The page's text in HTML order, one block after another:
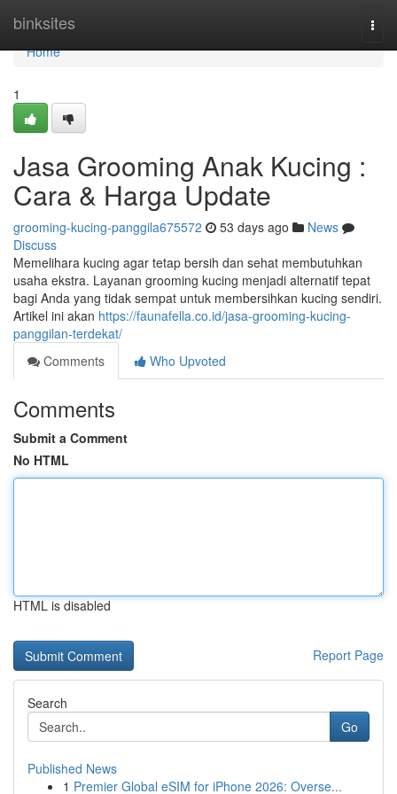
binksites
Home
Home
1
Jasa Grooming Anak Kucing :
Cara & Harga Update
grooming-kucing-panggila675572 53 days ago
News
Discuss
Memelihara kucing agar tetap bersih dan sehat membutuhkan
usaha ekstra. Layanan grooming kucing menjadi alternatif tepat
bagi Anda yang tidak sempat untuk membersihkan kucing sendiri.
Artikel ini akan https://faunafella.co.id/jasa-grooming-kucing-
panggilan-terdekat/
Comments
Who Upvoted
Comments
Submit a Comment
No HTML
HTML is disabled
Report Page
Search
Go
Published News
1 Premier Global eSIM for iPhone 2026: Overse...